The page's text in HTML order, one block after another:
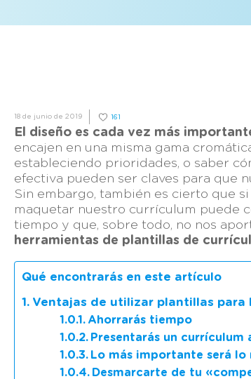
18 de junio de 2019 161
El diseño es cada vez más
encajen en una misma gama
estableciendo prioridades, o saber
efectiva pueden ser claves para que
Sin embargo, también es cierto que
maquetar nuestro currículum puede
tiempo y que, sobre todo, no nos
herramientas de plantillas de
Qué encontrarás en este artículo
Ventajas de utilizar plantillas para
Ahorrarás tiempo
Presentarás un
Lo más importante será lo
Desmarcarte de tu